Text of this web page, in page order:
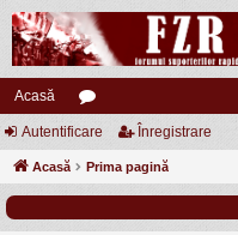
Acasă
or
u
Autentificare Înregistrare
Acasă Prima pagină